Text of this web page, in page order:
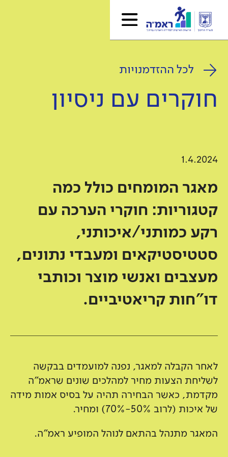
לכל ההזדמנויות
חוקרים עם ניסיון
1.4.2024
מאגר המומחים כולל כמה
קטגוריות: חוקרי הערכה עם
רקע כמותני/איכותני,
סטטיסטיקאים ומעבדי נתונים,
מעצבים ואנשי מוצר וכותבי
דו"חות קריאטיביים.
לאחר הקבלה למאגר, נפנה למועמדים בבקשה
לשליחת הצעות מחיר למהלכים שונים שראמ"ה
מקדמת, כאשר הבחירה תהיה על בסיס אמות מידה
של איכות (לרוב 50%-70%) ומחיר.
המאגר מתנהל בהתאם לנוהל המופיע ראמ"ה.